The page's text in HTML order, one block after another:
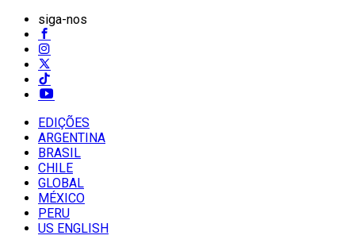
siga-nos
EDIÇÕES
ARGENTINA
BRASIL
CHILE
GLOBAL
MÉXICO
PERU
US ENGLISH